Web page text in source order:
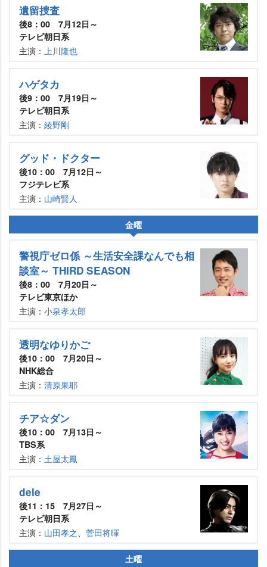
留捜査
後8：00 7月12日～
テレビ朝日系
主演： 上川隆也
ハゲタカ
後9：00 7月19日～
テレビ朝日系
主演： 綾野剛
グッド・ドクター
後10：00 7月12日～
フジテレビ系
主演： 山崎賢人
金曜
警視庁ゼロ係 ～生活安全課なんでも相
談室～ THIRD SEASON
後8：00 7月20日～
テレビ東京ほか
主演： 小泉孝太郎
透明なゆりかご
後10：00 7月20日～
NHK総合
主演： 清原果耶
チア☆ダン
後10：00 7月13日～
TBS系
主演： 土屋太鳳
dele
後11：15 7月27日～
テレビ朝日系
主演： 山田孝之、 菅田将暉
土曜